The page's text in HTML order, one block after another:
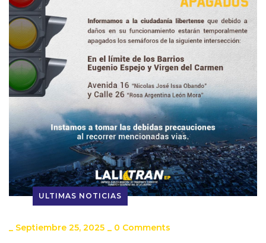
ULTIMAS NOTICIAS
_ Septiembre 25, 2025 _ 0 Comments